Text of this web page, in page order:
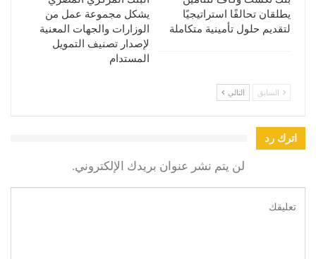
يطلقان تحالفًا استراتيجيًا
لتقديم حلول تأمينية متكاملة
يشكل مجموعة عمل من
الوزارات والجهات المعنية
لإصدار تصنيف التمويل
المستدام
السابق التالي
اترك رد
لن يتم نشر عنوان بريدك الإلكتروني.